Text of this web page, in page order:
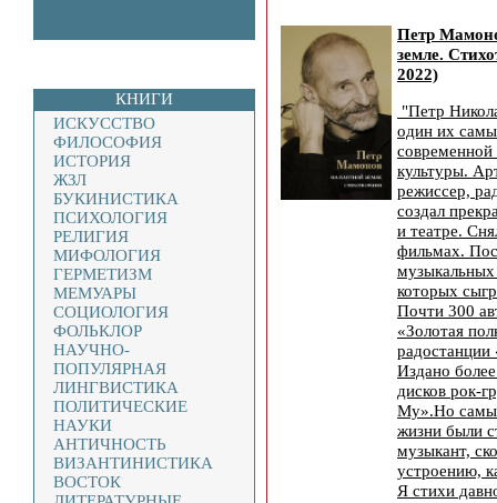
КНИГИ
ИСКУССТВО
ФИЛОСОФИЯ
ИСТОРИЯ
ЖЗЛ
БУКИНИСТИКА
ПСИХОЛОГИЯ
РЕЛИГИЯ
МИФОЛОГИЯ
ГЕРМЕТИЗМ
МЕМУАРЫ
СОЦИОЛОГИЯ
ФОЛЬКЛОР
НАУЧНО-
ПОПУЛЯРНАЯ
ЛИНГВИСТИКА
ПОЛИТИЧЕСКИЕ
НАУКИ
АНТИЧНОСТЬ
ВИЗАНТИНИСТИКА
ВОСТОК
Петр
земле.
2022)
"Петр
один их
современной
культуры.
режиссер,
создал
и театре.
фильмах.
музыкальных
которых
Почти 300
«Золотая
Издано
дисков рок-
Му».Но
жизни были
музыкант,
устроению,
Я стихи